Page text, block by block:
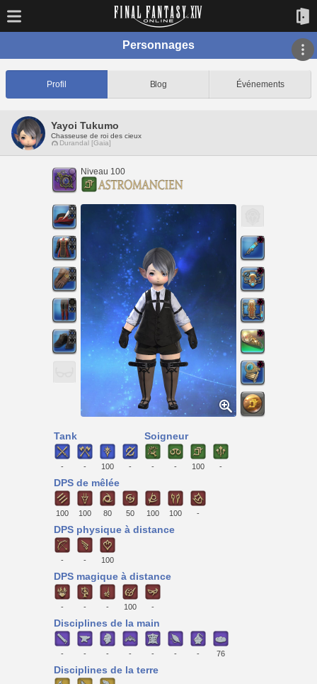
Personnages
Profil Blog Événements
Yayoi Tukumo
Chasseuse de roi des cieux
Durandal [Gaia]
Niveau 100
Tank
- - 100 -
Soigneur
- - 100 -
DPS de mêlée
100 100 80 50 100 100 -
DPS physique à distance
- - 100
DPS magique à distance
- - - 100 -
Disciplines de la main
- - - - - - - 76
Disciplines de la terre